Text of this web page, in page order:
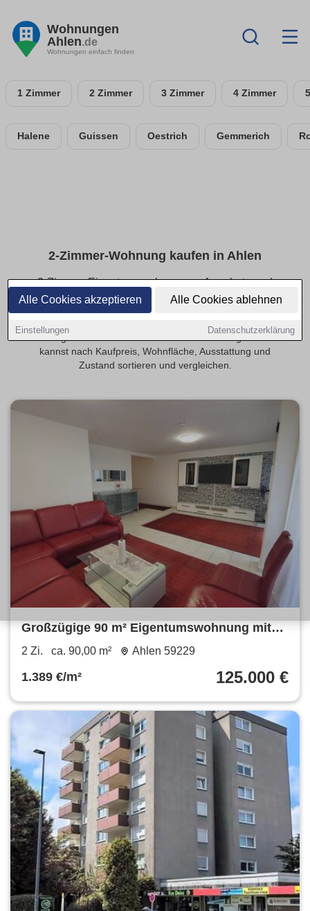
Alle Cookies akzeptieren Alle Cookies ablehnen
Einstellungen Datenschutzerklärung
Wohnungen
Ahlen.de
Wohnungen einfach finden
1 Zimmer 2 Zimmer 3 Zimmer 4 Zimmer
Halene Guissen Oestrich Gemmerich
2-Zimmer-Wohnung kaufen in Ahlen
2-Zimmer-Eigentumswohnungen: Angebote und
Kriterien vergleichen
Wohnungen-Ahlen.de findest du aktuelle Kaufangebote und
kannst nach Kaufpreis, Wohnfläche, Ausstattung und
Zustand sortieren und vergleichen.
Großzügige 90 m² Eigentumswohnung mit
tollem Weitblick in Ahlen
2 Zi. ca. 90,00 m² Ahlen 59229
1.389 €/m² 125.000 €